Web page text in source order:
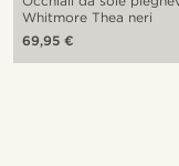
Whitmore Thea neri
69,95 €